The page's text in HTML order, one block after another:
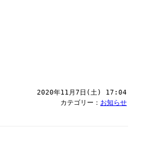
2020年11月7日(土) 17:04
カテゴリー： お知らせ